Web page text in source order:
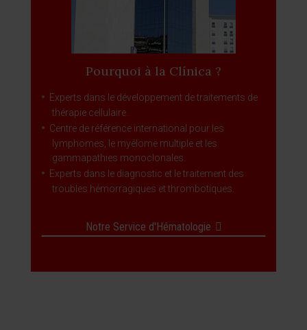
Pourquoi à la Clínica ?
Experts dans le développement de traitements de
thérapie cellulaire.
Centre de référence international pour les
lymphomes, le myélome multiple et les
gammapathies monoclonales.
Experts dans le diagnostic et le traitement des
troubles hémorragiques et thrombotiques.
Notre Service d'Hématologie